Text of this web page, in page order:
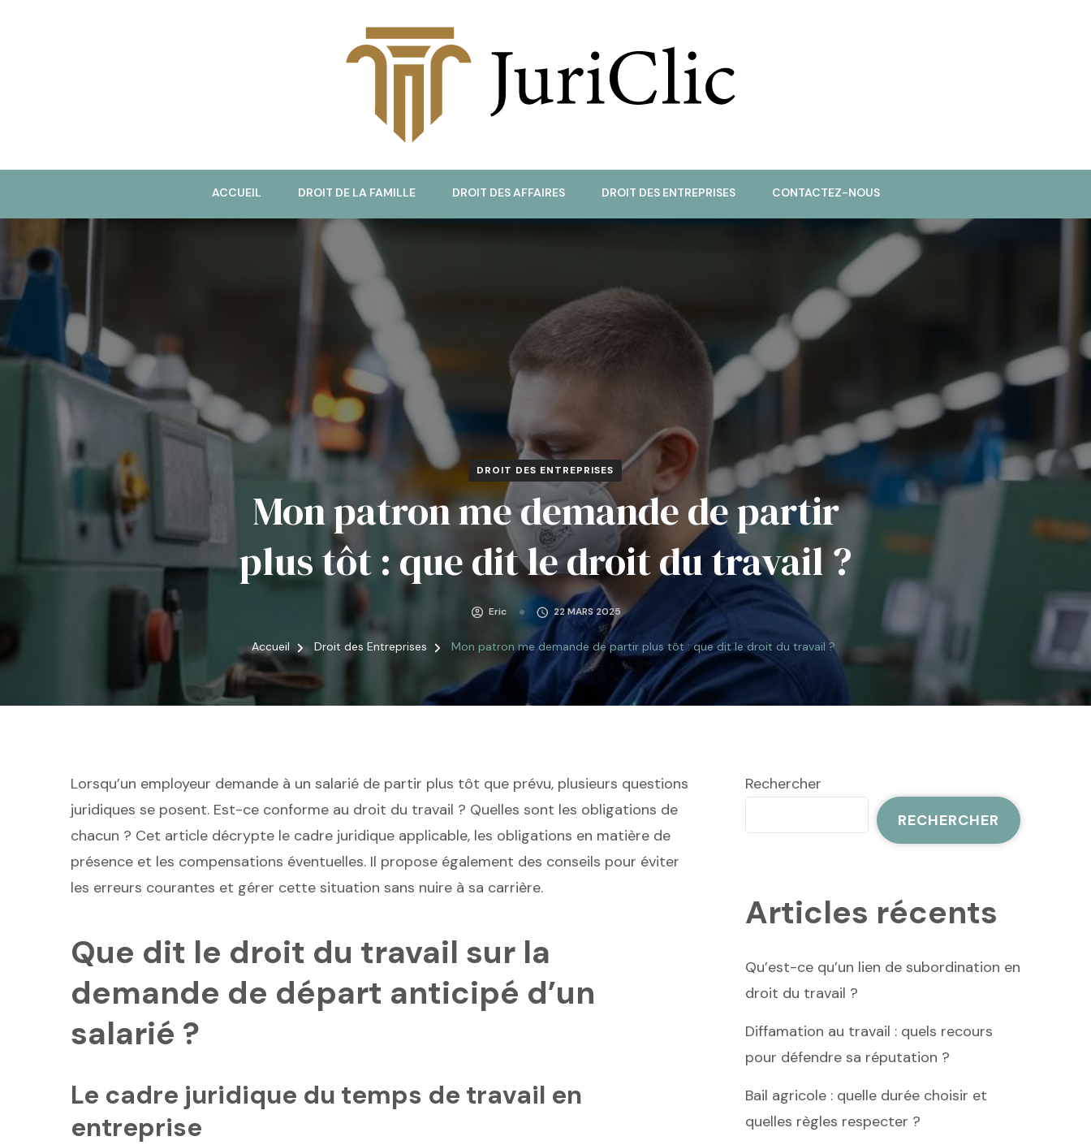
JuriClic
ACCUEIL DROIT DE LA FAMILLE DROIT DES AFFAIRES DROIT DES ENTREPRISES CONTACTEZ-NOUS
DROIT DES ENTREPRISES
Mon patron me demande de partir
plus tôt : que dit le droit du travail ?
Eric 22 MARS 2025
Accueil Droit des Entreprises Mon patron me demande de partir plus tôt : que dit le droit du travail ?
Lorsqu’un employeur demande à un salarié de partir plus tôt que prévu, plusieurs questions
juridiques se posent. Est-ce conforme au droit du travail ? Quelles sont les obligations de
chacun ? Cet article décrypte le cadre juridique applicable, les obligations en matière de
présence et les compensations éventuelles. Il propose également des conseils pour éviter
les erreurs courantes et gérer cette situation sans nuire à sa carrière.
Que dit le droit du travail sur la
demande de départ anticipé d’un
salarié ?
Le cadre juridique du temps de travail en
entreprise
Rechercher
RECHERCHER
Articles récents
Qu’est-ce qu’un lien de subordination en
droit du travail ?
Diffamation au travail : quels recours
pour défendre sa réputation ?
Bail agricole : quelle durée choisir et
quelles règles respecter ?